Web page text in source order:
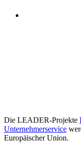
Die LEADER-Projekte
Unternehmerservice
Europäischer Union.